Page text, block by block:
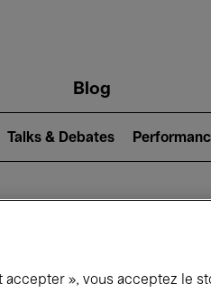
Blog
Talks & Debates
se
accepter », vous acceptez le